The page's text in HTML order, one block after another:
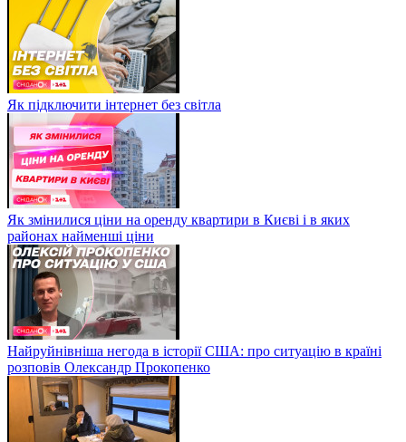
Як підключити інтернет без світла
Як змінилися ціни на оренду квартири в Києві і в яких
районах найменші ціни
Найруйнівніша негода в історії США: про ситуацію в країні
розповів Олександр Прокопенко